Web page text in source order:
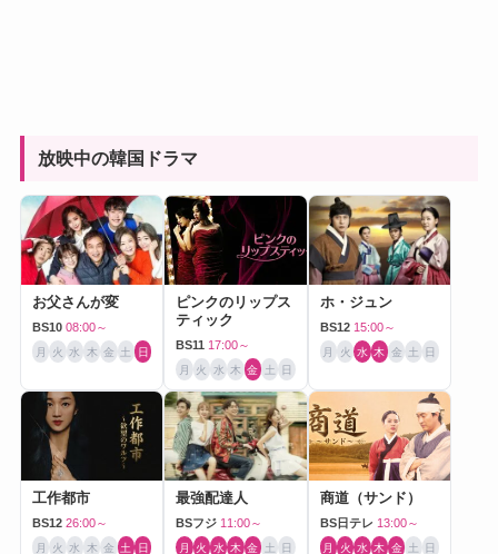
放映中の韓国ドラマ
お父さんが変
BS10 08:00～
月 火 水 木 金 土 日
ピンクのリップス
ティック
BS11 17:00～
月 火 水 木 金 土 日
ホ・ジュン
BS12 15:00～
月 火 水 木 金 土 日
工作都市
BS12 26:00～
月 火 水 木 金 土 日
最強配達人
BSフジ 11:00～
月 火 水 木 金 土 日
商道（サンド）
BS日テレ 13:00～
月 火 水 木 金 土 日